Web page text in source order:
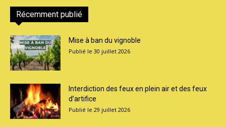
Récemment publié
Mise à ban du vignoble
30 juillet 2026
Interdiction des feux en plein air et des feux
d’artifice
29 juillet 2026